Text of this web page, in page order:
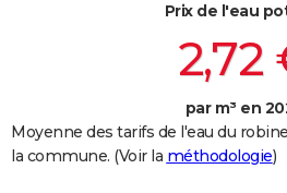
FORUM
Prix de l'eau
2,72
par m³ en
Moyenne des tarifs de l'eau du
la commune. (Voir la méthodologie)